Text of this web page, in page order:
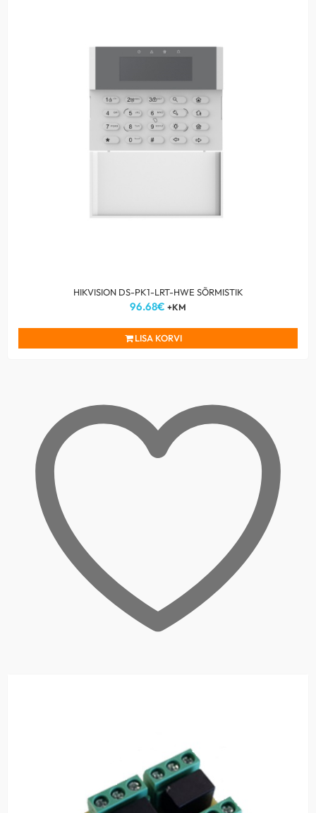
HIKVISION DS-PK1-LRT-HWE SÕRMISTIK
96.68€ +KM
LISA KORVI